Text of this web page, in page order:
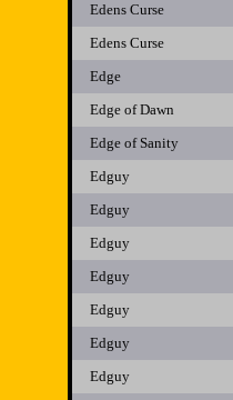
Edens Curse
Edens Curse
Edge
Edge of Dawn
Edge of Sanity
Edguy
Edguy
Edguy
Edguy
Edguy
Edguy
Edguy